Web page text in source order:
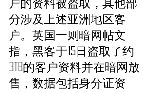
户的资料被盗取，其他部
分涉及上述亚洲地区客
户。英国一则暗网帖文
指，黑客于15日盗取了约
3TB的客户资料并在暗网放
售，数据包括身分证资